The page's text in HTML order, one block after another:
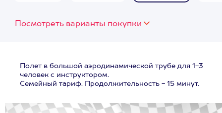
Посмотреть варианты покупки
Полет в большой аэродинамической трубе для 1-3
человек с инструктором.
Семейный тариф. Продолжительность - 15 минут.